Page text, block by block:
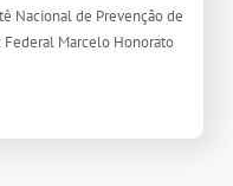
Nacional de Prevenção de
Federal Marcelo Honorato